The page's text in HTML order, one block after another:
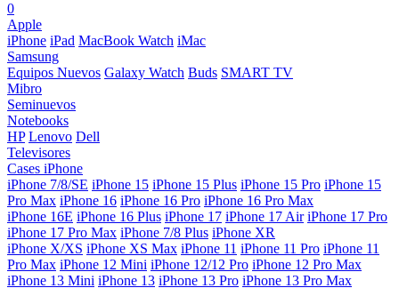
0
Apple
iPhone iPad MacBook Watch iMac
Samsung
Equipos Nuevos Galaxy Watch Buds SMART TV
Mibro
Seminuevos
Notebooks
HP Lenovo Dell
Televisores
Cases iPhone
iPhone 7/8/SE iPhone 15 iPhone 15 Plus iPhone 15 Pro iPhone 15
Pro Max iPhone 16 iPhone 16 Pro iPhone 16 Pro Max
iPhone 16E iPhone 16 Plus iPhone 17 iPhone 17 Air iPhone 17 Pro
iPhone 17 Pro Max iPhone 7/8 Plus iPhone XR
iPhone X/XS iPhone XS Max iPhone 11 iPhone 11 Pro iPhone 11
Pro Max iPhone 12 Mini iPhone 12/12 Pro iPhone 12 Pro Max
iPhone 13 Mini iPhone 13 iPhone 13 Pro iPhone 13 Pro Max